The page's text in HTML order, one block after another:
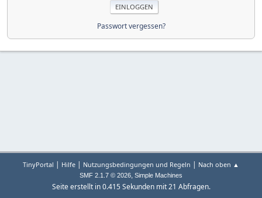
Passwort vergessen?
TinyPortal | Hilfe | Nutzungsbedingungen und Regeln | Nach oben ▲
SMF 2.1.7 © 2026, Simple Machines
Seite erstellt in 0.415 Sekunden mit 21 Abfragen.